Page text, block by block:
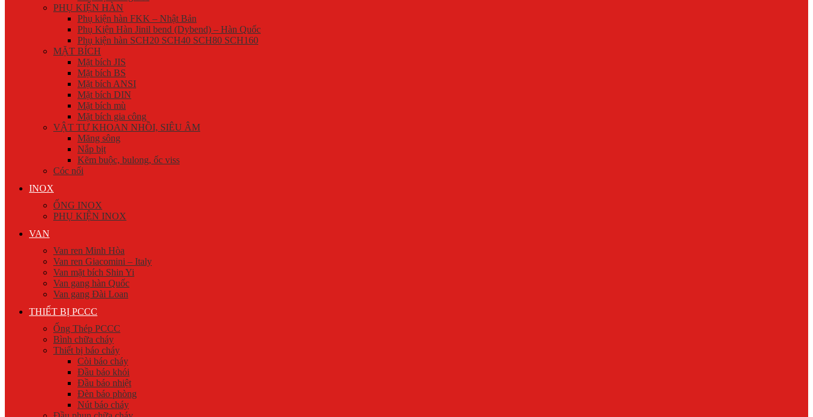
PHỤ KIỆN HÀN
Phụ kiện hàn FKK – Nhật Bản
Phụ Kiện Hàn Jinil bend (Dybend) – Hàn Quốc
Phụ kiện hàn SCH20 SCH40 SCH80 SCH160
MẶT BÍCH
Mặt bích JIS
Mặt bích BS
Mặt bích ANSI
Mặt bích DIN
Mặt bích mù
Mặt bích gia công
VẬT TƯ KHOAN NHỒI, SIÊU ÂM
Măng sông
Nắp bịt
Kẽm buộc, bulong, ốc viss
Cóc nối
INOX
ỐNG INOX
PHỤ KIỆN INOX
VAN
Van ren Minh Hòa
Van ren Giacomini – Italy
Van mặt bích Shin Yi
Van gang hàn Quốc
Van gang Đài Loan
THIẾT BỊ PCCC
Ống Thép PCCC
Bình chữa cháy
Thiết bị báo cháy
Còi báo cháy
Đầu báo khói
Đầu báo nhiệt
Đèn báo phòng
Nút báo cháy